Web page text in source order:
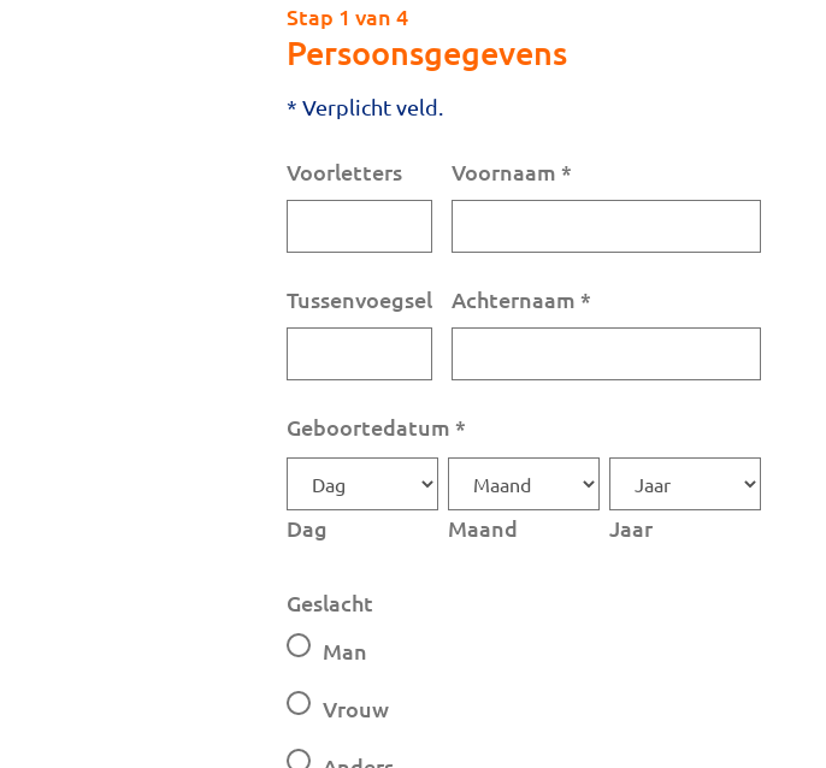
Stap 1 van 4
Persoonsgegevens
* Verplicht veld.
Voorletters Voornaam *
Tussenvoegsel Achternaam *
Geboortedatum *
Dag Maand Jaar
Geslacht
Man
Vrouw